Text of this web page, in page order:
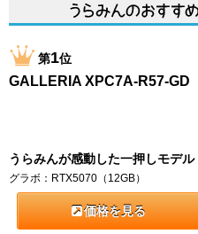
第1位
GALLERIA XPC7A-R57-GD
うらみんが感動した一押しモデル
グラボ：RTX5070（12GB）
価格を見る